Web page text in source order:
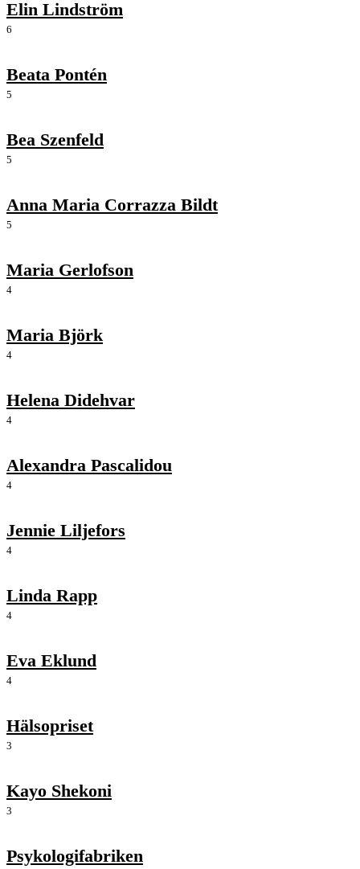
Elin Lindström
6
Beata Pontén
5
Bea Szenfeld
5
Anna Maria Corrazza Bildt
5
Maria Gerlofson
4
Maria Björk
4
Helena Didehvar
4
Alexandra Pascalidou
4
Jennie Liljefors
4
Linda Rapp
4
Eva Eklund
4
Hälsopriset
3
Kayo Shekoni
3
Psykologifabriken